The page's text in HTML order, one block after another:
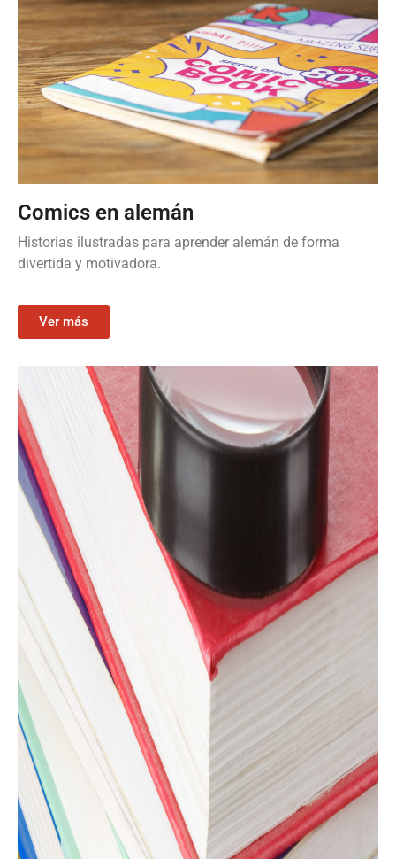
Comics en alemán
Historias ilustradas para aprender alemán de forma
divertida y motivadora.
Ver más